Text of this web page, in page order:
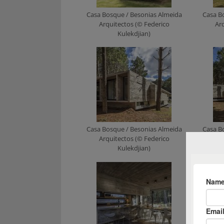
Casa Bosque / Besonias Almeida
Arquitectos (© Federico
Kulekdjian)
Casa
Casa Bosque / Besonias Almeida
Arquitectos (© Federico
Kulekdjian)
Casa